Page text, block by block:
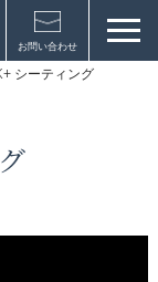
お問い合わせ
シーティング